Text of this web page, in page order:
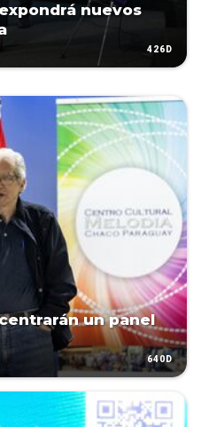
nuevos
426D
un panel
640D